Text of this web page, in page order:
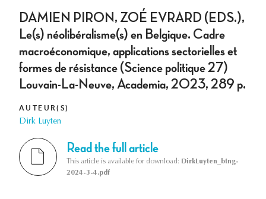
DAMIEN PIRON, ZOÉ EVRARD (EDS.),
Le(s) néolibéralisme(s) en Belgique. Cadre
macroéconomique, applications sectorielles et
formes de résistance (Science politique 27)
Louvain-La-Neuve, Academia, 2023, 289 p.
AUTEUR(S)
Dirk Luyten
Read the full article
This article is available for download: DirkLuyten_btng-
2024-3-4.pdf